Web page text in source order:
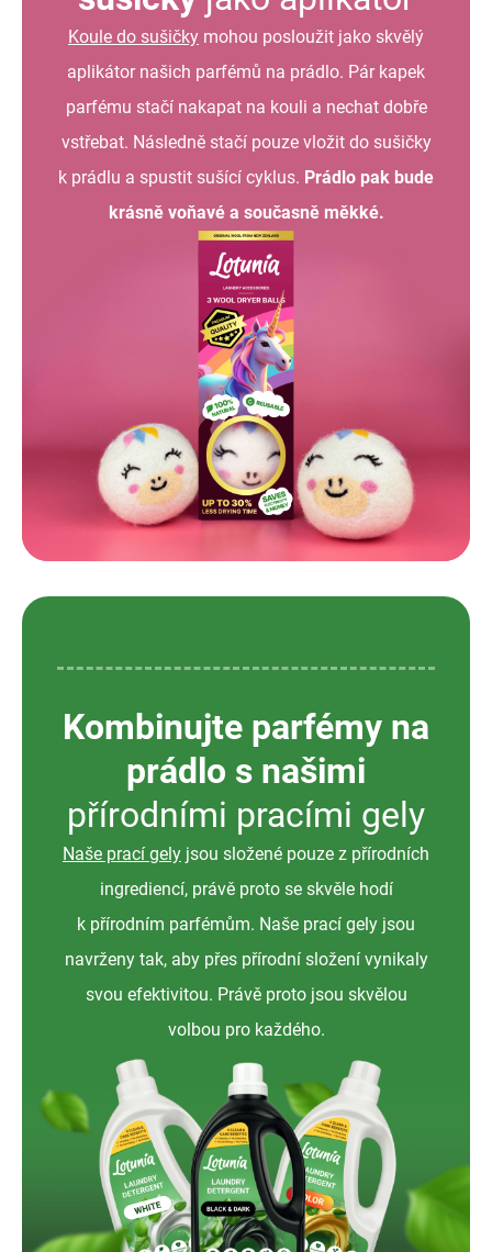
Koule do sušičky mohou posloužit jako skvělý
aplikátor našich parfémů na prádlo. Pár kapek
parfému stačí nakapat na kouli a nechat dobře
vstřebat. Následně stačí pouze vložit do sušičky
k prádlu a spustit sušící cyklus. Prádlo pak bude
krásně voňavé a současně měkké.
Kombinujte parfémy na
prádlo s našimi
přírodními pracími gely
Naše prací gely jsou složené pouze z přírodních
ingrediencí, právě proto se skvěle hodí
k přírodním parfémům. Naše prací gely jsou
navrženy tak, aby přes přírodní složení vynikaly
svou efektivitou. Právě proto jsou skvělou
volbou pro každého.